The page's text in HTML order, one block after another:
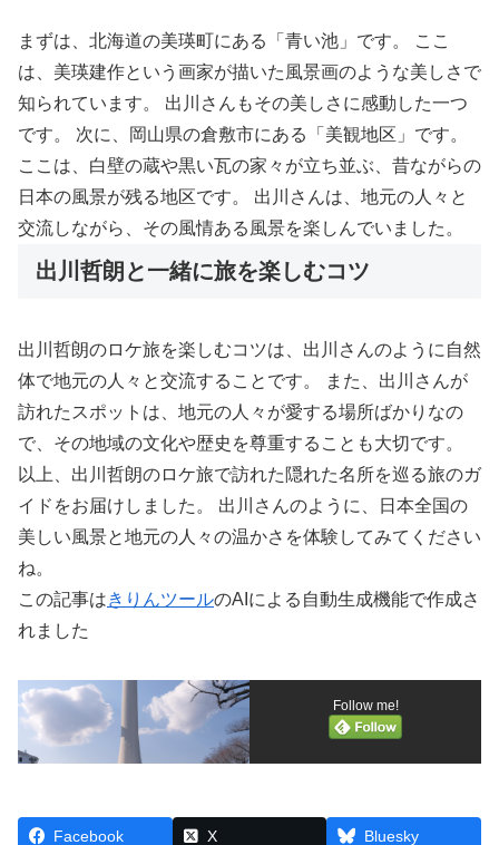
まずは、北海道の美瑛町にある「青い池」です。 ここ
は、美瑛建作という画家が描いた風景画のような美しさで
知られています。 出川さんもその美しさに感動した一つ
です。 次に、岡山県の倉敷市にある「美観地区」です。
ここは、白壁の蔵や黒い瓦の家々が立ち並ぶ、昔ながらの
日本の風景が残る地区です。 出川さんは、地元の人々と
交流しながら、その風情ある風景を楽しんでいました。
出川哲朗と一緒に旅を楽しむコツ
出川哲朗のロケ旅を楽しむコツは、出川さんのように自然
体で地元の人々と交流することです。 また、出川さんが
訪れたスポットは、地元の人々が愛する場所ばかりなの
で、その地域の文化や歴史を尊重することも大切です。
以上、出川哲朗のロケ旅で訪れた隠れた名所を巡る旅のガ
イドをお届けしました。 出川さんのように、日本全国の
美しい風景と地元の人々の温かさを体験してみてください
ね。
この記事はきりんツールのAIによる自動生成機能で作成さ
れました
Follow me!
Facebook X Bluesky